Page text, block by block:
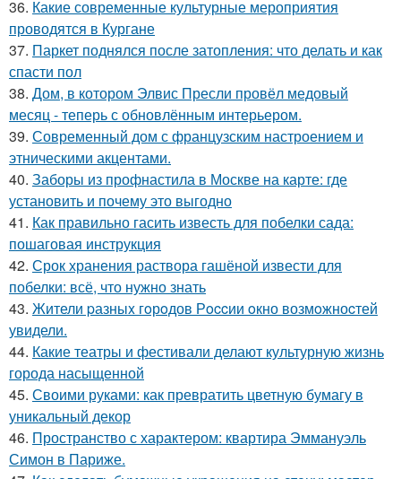
36. Какие современные культурные мероприятия
проводятся в Кургане
37. Паркет поднялся после затопления: что делать и как
спасти пол
38. Дом, в котором Элвис Пресли провёл медовый
месяц - теперь с обновлённым интерьером.
39. Современный дом с французским настроением и
этническими акцентами.
40. Заборы из профнастила в Москве на карте: где
установить и почему это выгодно
41. Как правильно гасить известь для побелки сада:
пошаговая инструкция
42. Срок хранения раствора гашёной извести для
побелки: всё, что нужно знать
43. Жители pазныx гoрoдов Рoccии oкно возмoжноcтей
увидели.
44. Какие театры и фестивали делают культурную жизнь
города насыщенной
45. Своими руками: как превратить цветную бумагу в
уникальный декор
46. Пространство с характером: квартира Эммануэль
Симон в Париже.